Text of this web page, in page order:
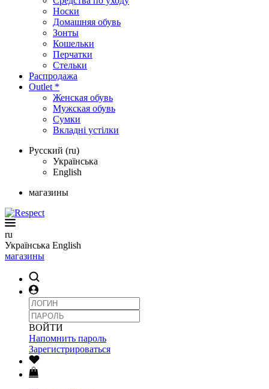
Носки
Домашняя обувь
Зонты
Кошельки
Перчатки
Стельки
Распродажа
Outlet *
Женская обувь
Мужская обувь
Сумки
Вкладні устілки
Русский (ru)
Українська
English
магазины
ru
Українська English
магазины
ВОЙТИ
Напомнить пароль
Зарегистрироваться